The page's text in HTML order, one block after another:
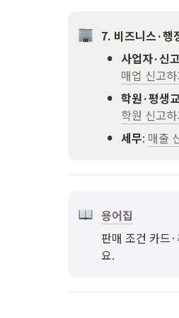
7. 비즈니스·행
• 사업자·신고
매업 신고하
• 학원·평생
학원 신고하
• 세무: 매출
용어집
판매 조건 카드
요.